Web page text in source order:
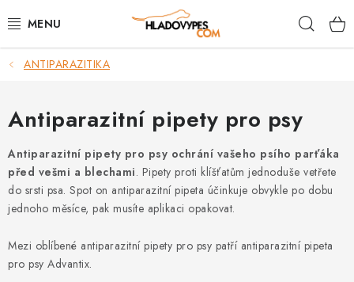
na
POTŘEBY PRO PSY
TAMI PŘEPRAVNÍ BOXY
SPORT SE PSEM
BACK ON TRACK
VĚRNOSTNÍ PROGRAM
ANTIPARAZITIKA
Antiparazitní pipety pro psy
Antiparazitní pipety pro psy ochrání vašeho psího parťáka
před vešmi a blechami. Pipety proti klíšťatům jednoduše vetřete
do srsti psa. Spot on antiparazitní pipeta účinkuje obvykle po dobu
jednoho měsíce, pak musíte aplikaci opakovat.
Mezi oblíbené antiparazitní pipety pro psy patří antiparazitní pipeta
pro psy Advantix.